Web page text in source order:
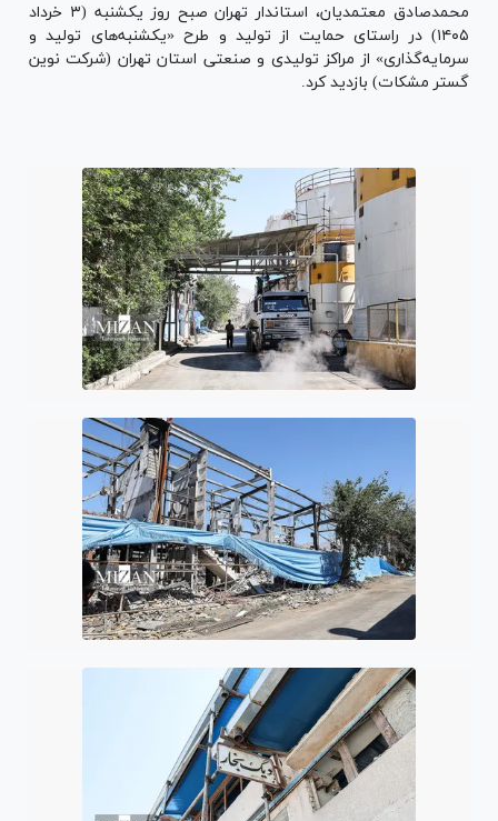
محمدصادق معتمدیان، استاندار تهران صبح روز یکشنبه (۳ خرداد
۱۴۰۵) در راستای حمایت از تولید و طرح «یکشنبه‌های تولید و
سرمایه‌گذاری» از مراکز تولیدی و صنعتی استان تهران (شرکت نوین
گستر مشکات) بازدید کرد.